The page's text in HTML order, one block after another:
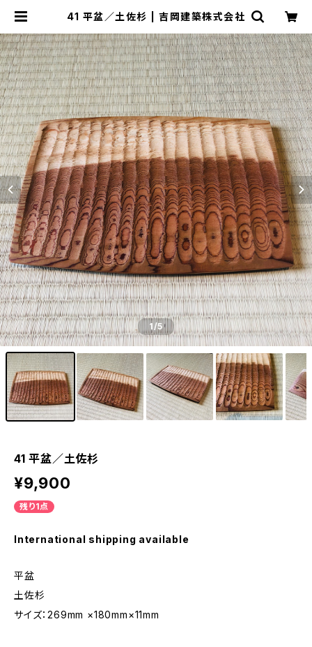
41 平盆／土佐杉 | 吉岡建築株式会社
1/5
41 平盆／土佐杉
¥9,900
残り1点
International shipping available
平盆
土佐杉
サイズ：269mm ×180mm×11mm